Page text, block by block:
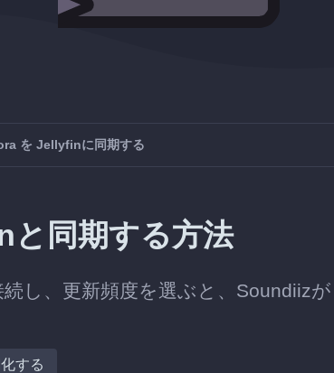
を Jellyfinに同期する
同期する方法
し、更新頻度を選ぶと、Soundiizが
する